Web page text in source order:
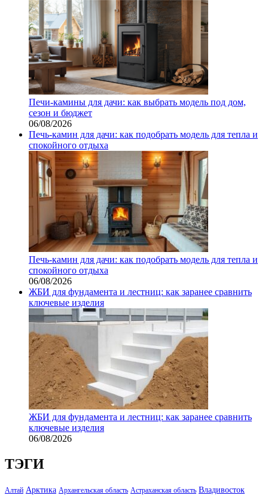
Печи-камины для дачи: как выбрать модель под дом,
сезон и бюджет
06/08/2026
Печь-камин для дачи: как подобрать модель для тепла и
спокойного отдыха
Печь-камин для дачи: как подобрать модель для тепла и
спокойного отдыха
06/08/2026
ЖБИ для фундамента и лестниц: как заранее сравнить
ключевые изделия
ЖБИ для фундамента и лестниц: как заранее сравнить
ключевые изделия
06/08/2026
ТЭГИ
Алтай Арктика Архангельская область Астраханская область Владивосток